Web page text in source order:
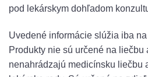
pod lekárskym dohľadom
Uvedené informácie slúžia iba
Produkty nie sú určené na liečbu
nenahrádzajú medicínsku liečbu